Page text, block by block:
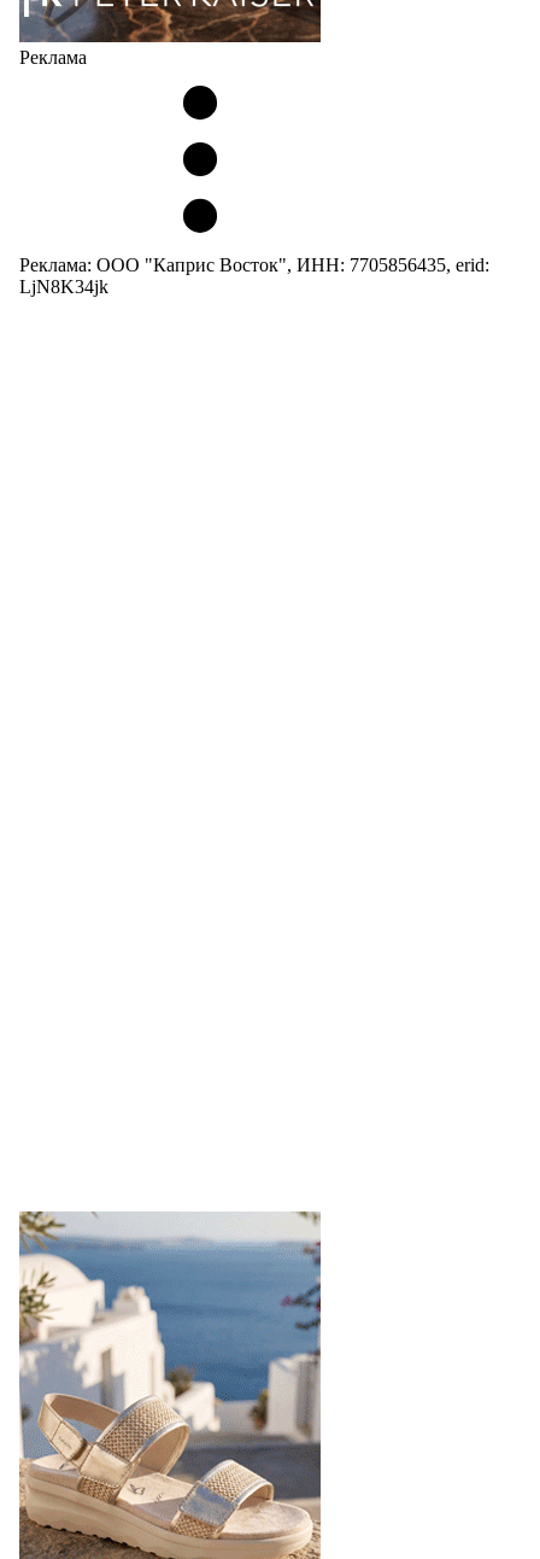
Реклама
Реклама: ООО "Каприс Восток", ИНН: 7705856435, erid:
LjN8K34jk